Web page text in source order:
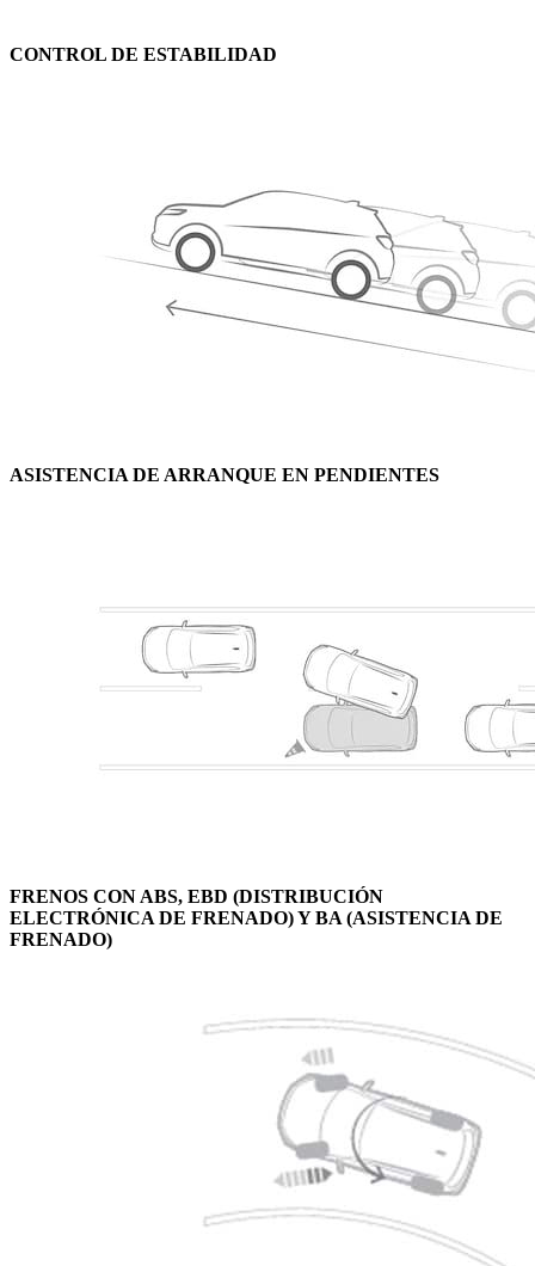
CONTROL DE ESTABILIDAD
ASISTENCIA DE ARRANQUE EN PENDIENTES
FRENOS CON ABS, EBD (DISTRIBUCIÓN
ELECTRÓNICA DE FRENADO) Y BA (ASISTENCIA DE
FRENADO)